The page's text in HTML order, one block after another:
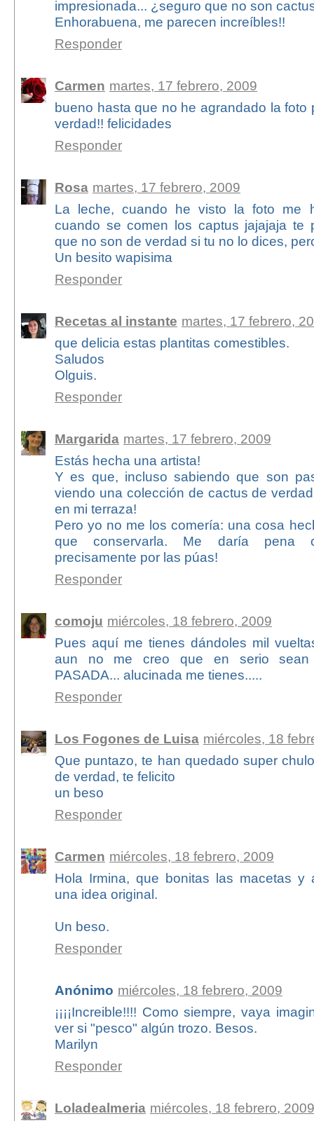
impresionada... ¿seguro que no son
Enhorabuena, me parecen increíbles!!
Responder
Carmen martes, 17 febrero, 2009
bueno hasta que no he agrandado la foto
verdad!! felicidades
Responder
Rosa martes, 17 febrero, 2009
La leche, cuando he visto la foto me
cuando se comen los captus jajajaja te
que no son de verdad si tu no lo dices,
Un besito wapisima
Responder
Recetas al instante martes, 17 febrero,
que delicia estas plantitas comestibles.
Saludos
Olguis.
Responder
Margarida martes, 17 febrero, 2009
Estás hecha una artista!
Y es que, incluso sabiendo que son
viendo una colección de cactus de
en mi terraza!
Pero yo no me los comería: una cosa
que conservarla. Me daría pena
precisamente por las púas!
Responder
comoju miércoles, 18 febrero, 2009
Pues aquí me tienes dándoles mil
aun no me creo que en serio sean
PASADA... alucinada me tienes.....
Responder
Los Fogones de Luisa miércoles, 18
Que puntazo, te han quedado super
de verdad, te felicito
un beso
Responder
Carmen miércoles, 18 febrero, 2009
Hola Irmina, que bonitas las macetas y
una idea original.
Un beso.
Responder
Anónimo miércoles, 18 febrero, 2009
¡¡¡¡Increible!!!! Como siempre, vaya
ver si "pesco" algún trozo. Besos.
Marilyn
Responder
Loladealmeria miércoles, 18 febrero, 2009